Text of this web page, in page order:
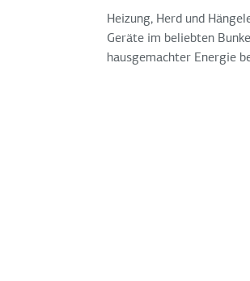
Heizung, Herd und
Geräte im beliebten
hausgemachter Energie